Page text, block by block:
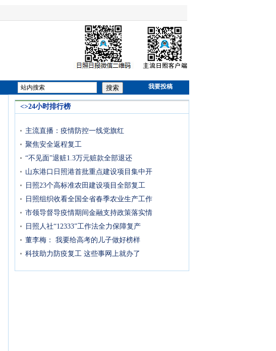
搜索 我要投稿
<>24小时排行榜
主流直播：疫情防控一线党旗红
聚焦安全返程复工
“不见面”退赃1.3万元赃款全部退还
山东港口日照港首批重点建设项目集中开
日照23个高标准农田建设项目全部复工
日照组织收看全国全省春季农业生产工作
市领导督导疫情期间金融支持政策落实情
日照人社“12333”工作法全力保障复产
董李梅： 我要给高考的儿子做好榜样
科技助力防疫复工 这些事网上就办了